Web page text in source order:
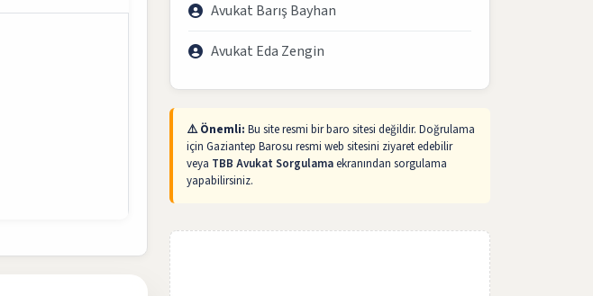
Avukat Barış Bayhan
Avukat Eda Zengin
⚠️ Önemli: Bu site resmi bir baro sitesi değildir. Doğrulama
için Gaziantep Barosu resmi web sitesini ziyaret edebilir
veya TBB Avukat Sorgulamaekranından sorgulama
yapabilirsiniz.